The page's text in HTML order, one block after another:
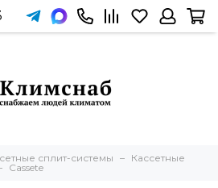
сплит-системы
Кассетные
Cassete